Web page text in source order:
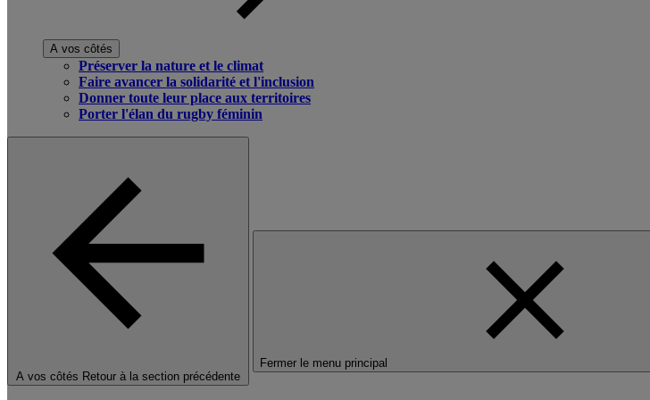
A vos côtés
Préserver la nature et le climat
Faire avancer la solidarité et l'inclusion
Donner toute leur place aux territoires
Porter l'élan du rugby féminin
A vos côtés Retour à la section précédente
Fermer le menu principal